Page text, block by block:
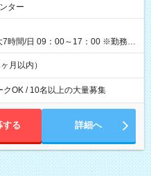
～13:30（休憩なし） 時給1,300
日収8,400円＋交通費 【試用期
ター
7時間/日 09：00～17：00 ※勤務時
。
月以内）
OK / 10名以上の大量募集
する 詳細へ